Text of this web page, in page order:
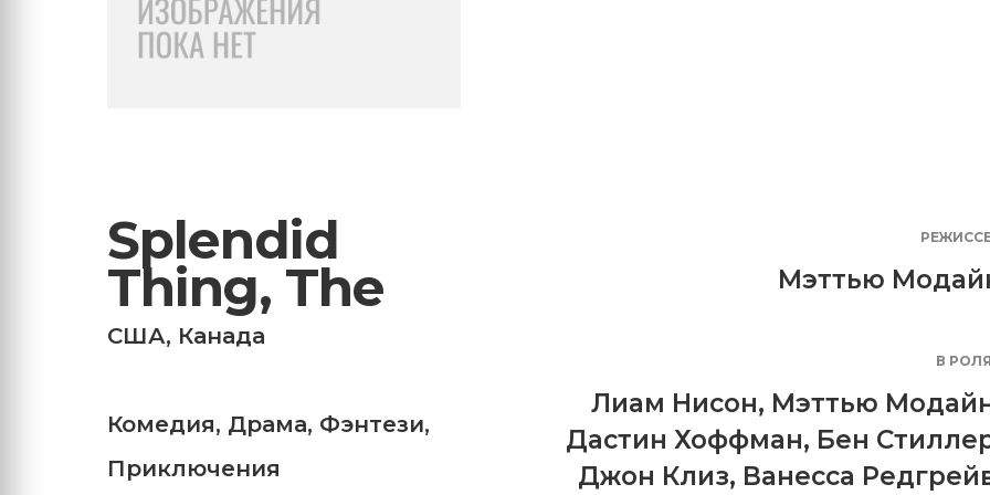
Splendid
Thing, The
США, Канада
Комедия, Драма, Фэнтези,
Приключения
Мэттью
В
Лиам Нисон, Мэттью
Дастин Хоффман, Бен
Джон Клиз, Ванесса